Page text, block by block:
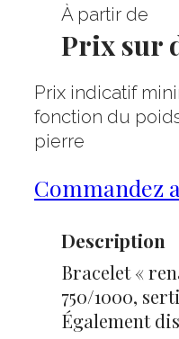
À partir de
Prix sur
Prix indicatif
fonction du
pierre
Commandez
Description
Bracelet «
750/1000,
Également